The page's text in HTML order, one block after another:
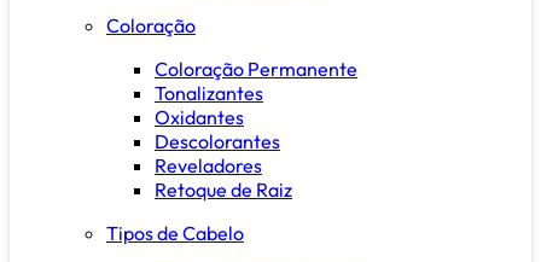
Coloração
Coloração Permanente
Tonalizantes
Oxidantes
Descolorantes
Reveladores
Retoque de Raiz
Tipos de Cabelo